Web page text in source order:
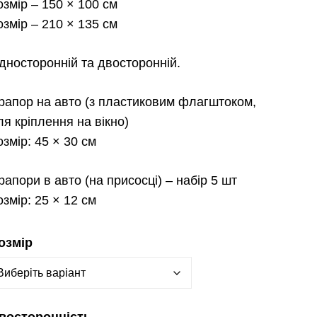
– 150 × 100 см
– 210 × 135 см
та двосторонній.
на авто (з пластиковим флагштоком,
кріплення на вікно)
45 × 30 см
в авто (на присосці) – набір 5 шт
25 × 12 см